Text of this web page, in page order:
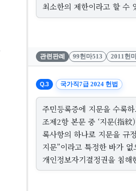
최소한의 제한이라고 할 수
관련판례 99헌마513 2011헌
Q.3 국가직7급 2024 헌법
주민등록증에 지문을 수록
조제2항 본문 중 ‘지문(指
록사항의 하나로 지문을 규
지문”이라고 특정한 바가
개인정보자기결정권을 침해